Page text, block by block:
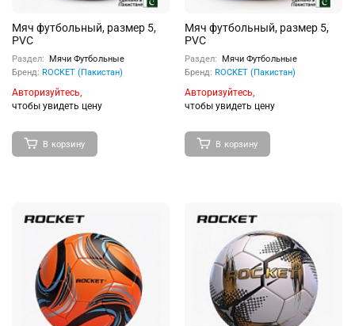
Мяч футбольный, размер 5,
PVC
Раздел:
Мячи Футбольные
Бренд: ROCKET (Пакистан)
Авторизуйтесь,
чтобы увидеть цену
В корзину
Мяч футбольный, размер 5,
PVC
Раздел:
Мячи Футбольные
Бренд: ROCKET (Пакистан)
Авторизуйтесь,
чтобы увидеть цену
В корзину